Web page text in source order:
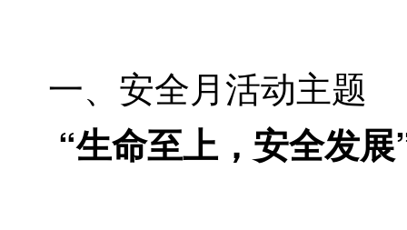
一、安全月活动主
“生命至上，安全发展